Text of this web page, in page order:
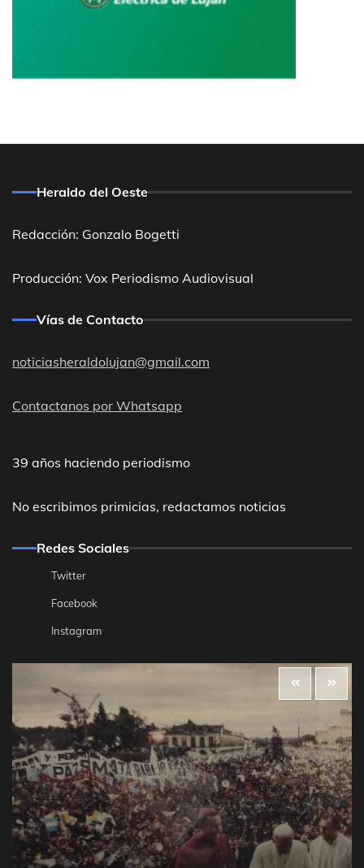
Heraldo del Oeste
Redacción: Gonzalo Bogetti
Producción: Vox Periodismo Audiovisual
Vías de Contacto
noticiasheraldolujan@gmail.com
Contactanos por Whatsapp
39 años haciendo periodismo
No escribimos primicias, redactamos noticias
Redes Sociales
Twitter
Facebook
Instagram